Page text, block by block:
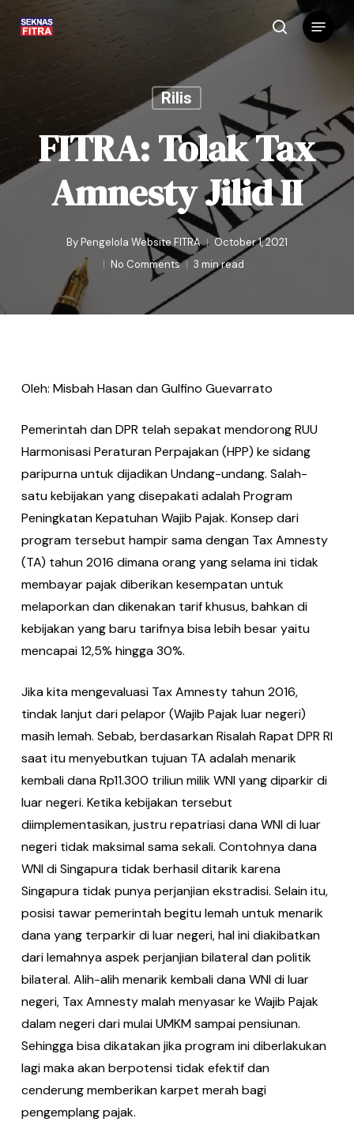
search
Rilis
FITRA: Tolak Tax
Amnesty Jilid II
ByPengelola Website FITRA
October 1, 2021
No Comments
3 min read
Oleh: Misbah Hasan dan Gulfino Guevarrato
Pemerintah dan DPR telah sepakat mendorong RUU
Harmonisasi Peraturan Perpajakan (HPP) ke sidang
paripurna untuk dijadikan Undang-undang. Salah-
satu kebijakan yang disepakati adalah Program
Peningkatan Kepatuhan Wajib Pajak. Konsep dari
program tersebut hampir sama dengan Tax Amnesty
(TA) tahun 2016 dimana orang yang selama ini tidak
membayar pajak diberikan kesempatan untuk
melaporkan dan dikenakan tarif khusus, bahkan di
kebijakan yang baru tarifnya bisa lebih besar yaitu
mencapai 12,5% hingga 30%.
Jika kita mengevaluasi Tax Amnesty tahun 2016,
tindak lanjut dari pelapor (Wajib Pajak luar negeri)
masih lemah. Sebab, berdasarkan Risalah Rapat DPR RI
saat itu menyebutkan tujuan TA adalah menarik
kembali dana Rp11.300 triliun milik WNI yang diparkir di
luar negeri. Ketika kebijakan tersebut
diimplementasikan, justru repatriasi dana WNI di luar
negeri tidak maksimal sama sekali. Contohnya dana
WNI di Singapura tidak berhasil ditarik karena
Singapura tidak punya perjanjian ekstradisi. Selain itu,
posisi tawar pemerintah begitu lemah untuk menarik
dana yang terparkir di luar negeri, hal ini diakibatkan
dari lemahnya aspek perjanjian bilateral dan politik
bilateral. Alih-alih menarik kembali dana WNI di luar
negeri, Tax Amnesty malah menyasar ke Wajib Pajak
dalam negeri dari mulai UMKM sampai pensiunan.
Sehingga bisa dikatakan jika program ini diberlakukan
lagi maka akan berpotensi tidak efektif dan
cenderung memberikan karpet merah bagi
pengemplang pajak.